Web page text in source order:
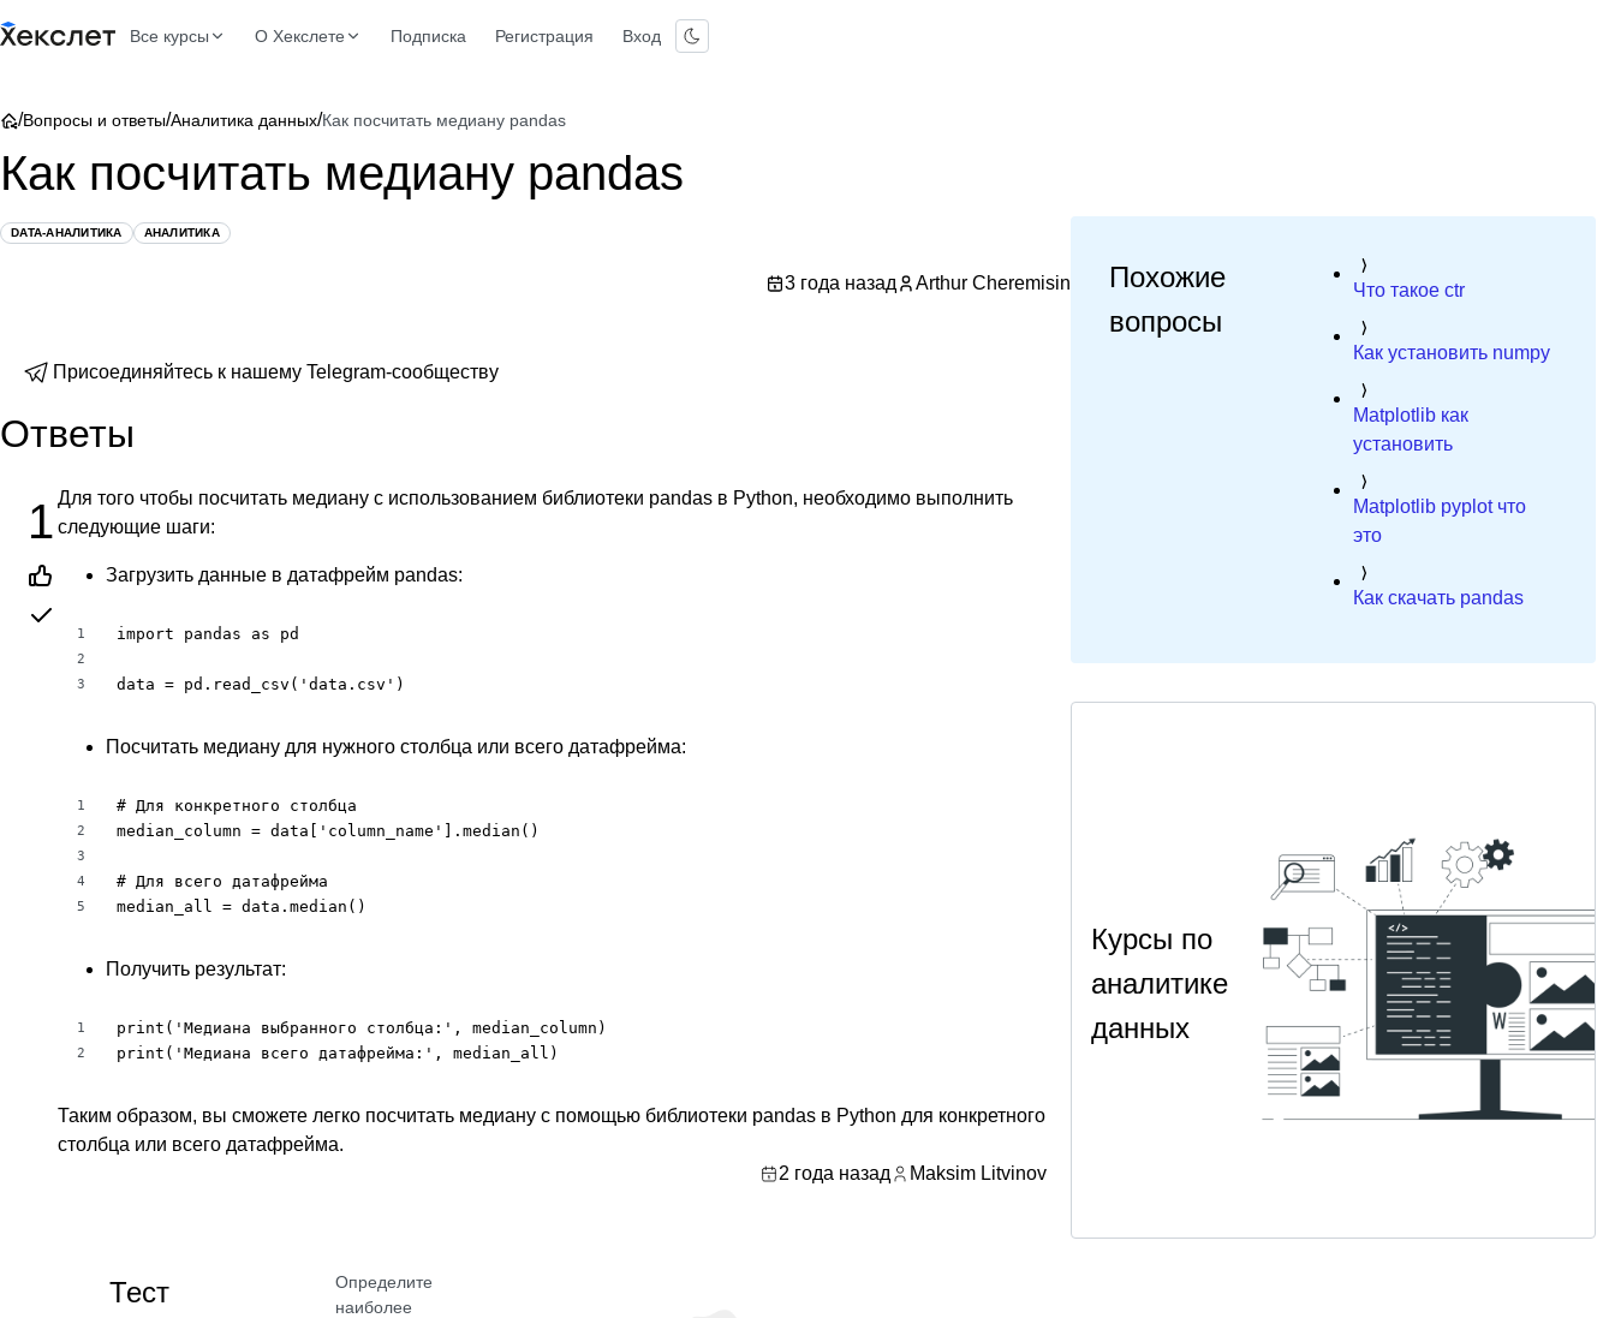
Все курсы О Хекслете Подписка Регистрация Вход
/Вопросы и ответы/Аналитика данных/Как посчитать медиану pandas
Как посчитать медиану pandas
DATA-АНАЛИТИКА АНАЛИТИКА
3 года назад Arthur Cheremisin
Присоединяйтесь к нашему Telegram-сообществу
Ответы
1 Для того чтобы посчитать медиану с использованием библиотеки pandas в Python, необходимо выполнить
следующие шаги:
Загрузить данные в датафрейм pandas:
1
2
3
import pandas as pd
data = pd.read_csv('data.csv')
Посчитать медиану для нужного столбца или всего датафрейма:
1
2
3
4
5
# Для конкретного столбца
median_column = data['column_name'].median()
# Для всего датафрейма
median_all = data.median()
Получить результат:
1
2
print('Медиана выбранного столбца:', median_column)
print('Медиана всего датафрейма:', median_all)
Таким образом, вы сможете легко посчитать медиану с помощью библиотеки pandas в Python для конкретного
столбца или всего датафрейма.
2 года назад
Maksim Litvinov
Тест
Определите
наиболее
Похожие
вопросы
Что такое ctr
Как установить numpy
Matplotlib как
установить
Matplotlib pyplot что
это
Как скачать pandas
Курсы по
аналитике
данных